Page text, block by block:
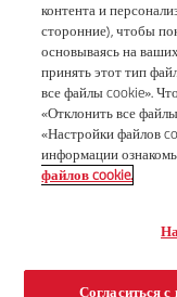
Безопасность —
Заявление о
Обязательства по
Карта Iberia.com
Iberia – это
новости и новинки
Группа Iberia
Акционеры и
Наши альянсы
Наши условия
Правовая
Условия перевозки
Общие условия
Бронирования
+7 (8)
© Iberia 2026
контента и
сторонние), чтобы
основываясь на
принять этот тип
все файлы cookie».
«Отклонить все
«Настройки файлов
информации
файлов cookie.
Согласиться